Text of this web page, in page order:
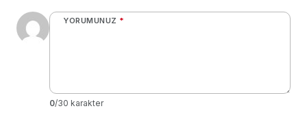
YORUMUNUZ *
0/30 karakter